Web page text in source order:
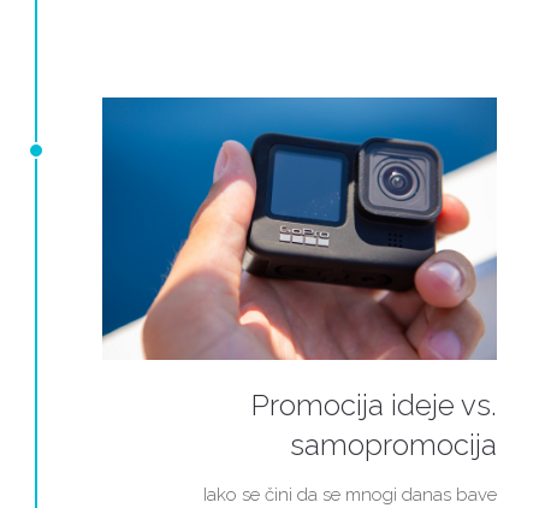
Promocija ideje vs.
samopromocija
Iako se čini da se mnogi danas bave